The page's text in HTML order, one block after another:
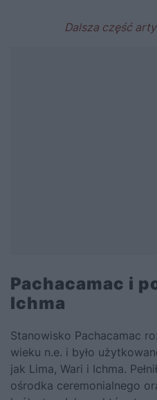
Pachacamac i
Ichma
Stanowisko Pachacamac
wieku n.e. i było
jak Lima, Wari i Ichma.
ośrodka ceremonialnego